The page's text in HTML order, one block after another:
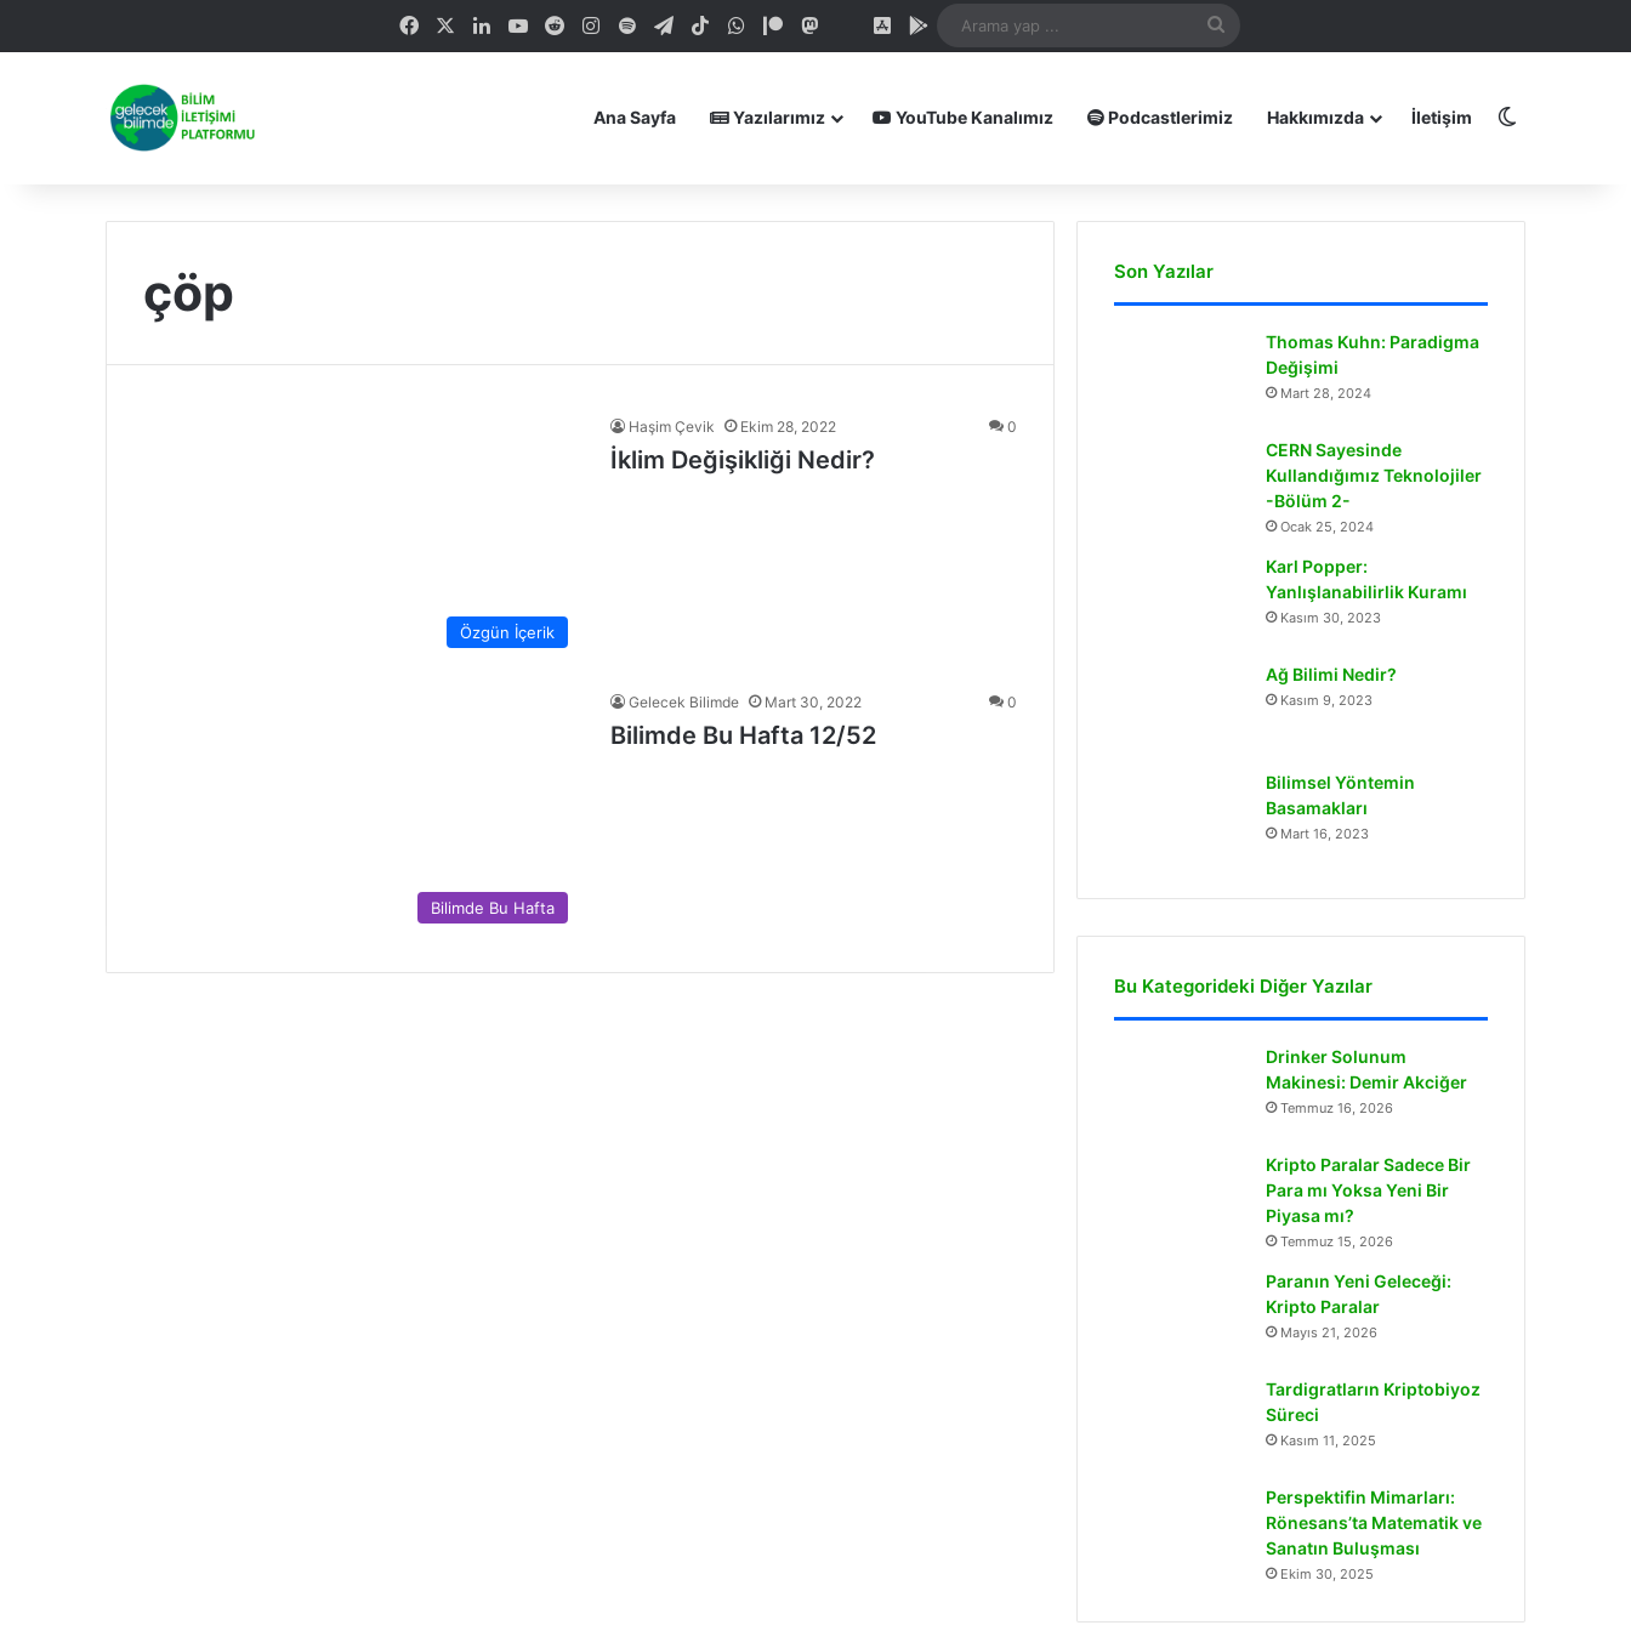
FacebookLinkedInYouTubeRedditInstagram
SpotifyTelegramTikTokWhatsApp
PatreonMastodonBlueskyiOS Uygulamamız
Android Uygulamamız
...
Ana Sayfa Yazılarımız YouTube Kanalımız Podcastlerimiz Hakkımızda İletişim
çöp
Özgün İçerik
Haşim Çevik Ekim 28, 2022 0
İklim Değişikliği Nedir?
Bilimde Bu Hafta
Gelecek Bilimde Mart 30, 2022 0
Bilimde Bu Hafta 12/52
Son Yazılar
Thomas Kuhn: Paradigma
Değişimi
Mart 28, 2024
CERN Sayesinde
Kullandığımız Teknolojiler
-Bölüm 2-
Ocak 25, 2024
Karl Popper:
Yanlışlanabilirlik Kuramı
Kasım 30, 2023
Ağ Bilimi Nedir?
Kasım 9, 2023
Bilimsel Yöntemin
Basamakları
Mart 16, 2023
Bu Kategorideki Diğer Yazılar
Drinker Solunum
Makinesi: Demir Akciğer
Temmuz 16, 2026
Kripto Paralar Sadece Bir
Para mı Yoksa Yeni Bir
Piyasa mı?
Temmuz 15, 2026
Paranın Yeni Geleceği:
Kripto Paralar
Mayıs 21, 2026
Tardigratların Kriptobiyoz
Süreci
Kasım 11, 2025
Perspektifin Mimarları:
Rönesans’ta Matematik ve
Sanatın Buluşması
Ekim 30, 2025